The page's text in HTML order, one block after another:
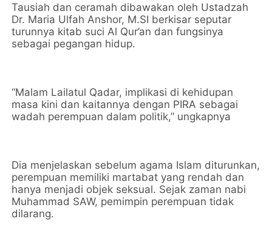
Tausiah dan ceramah dibawakan oleh Ustadzah
Dr. Maria Ulfah Anshor, M.SI berkisar seputar
turunnya kitab suci Al Qur’an dan fungsinya
sebagai pegangan hidup.
“Malam Lailatul Qadar, implikasi di kehidupan
masa kini dan kaitannya dengan PIRA sebagai
wadah perempuan dalam politik,” ungkapnya
Dia menjelaskan sebelum agama Islam diturunkan,
perempuan memiliki martabat yang rendah dan
hanya menjadi objek seksual. Sejak zaman nabi
Muhammad SAW, pemimpin perempuan tidak
dilarang.